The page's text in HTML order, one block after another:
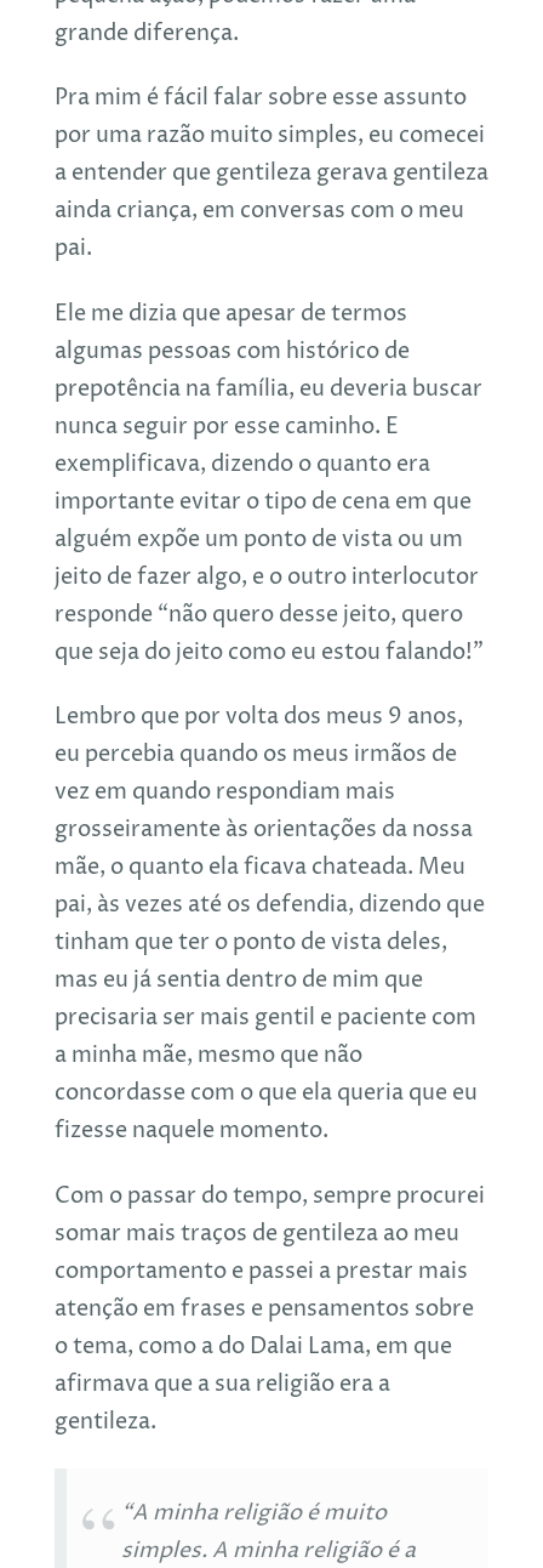
grande diferença.
Pra mim é fácil falar sobre esse assunto
por uma razão muito simples, eu comecei
a entender que gentileza gerava gentileza
ainda criança, em conversas com o meu
pai.
Ele me dizia que apesar de termos
algumas pessoas com histórico de
prepotência na família, eu deveria buscar
nunca seguir por esse caminho. E
exemplificava, dizendo o quanto era
importante evitar o tipo de cena em que
alguém expõe um ponto de vista ou um
jeito de fazer algo, e o outro interlocutor
responde “não quero desse jeito, quero
que seja do jeito como eu estou falando!”
Lembro que por volta dos meus 9 anos,
eu percebia quando os meus irmãos de
vez em quando respondiam mais
grosseiramente às orientações da nossa
mãe, o quanto ela ficava chateada. Meu
pai, às vezes até os defendia, dizendo que
tinham que ter o ponto de vista deles,
mas eu já sentia dentro de mim que
precisaria ser mais gentil e paciente com
a minha mãe, mesmo que não
concordasse com o que ela queria que eu
fizesse naquele momento.
Com o passar do tempo, sempre procurei
somar mais traços de gentileza ao meu
comportamento e passei a prestar mais
atenção em frases e pensamentos sobre
o tema, como a do Dalai Lama, em que
afirmava que a sua religião era a
gentileza.
“A minha religião é muito
simples. A minha religião é a